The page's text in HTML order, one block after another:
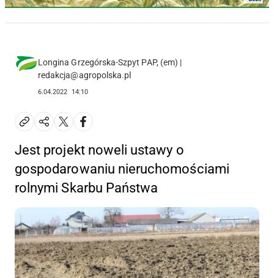
Longina Grzegórska-Szpyt PAP, (em) |
redakcja@agropolska.pl
6.04.2022 14:10
Jest projekt noweli ustawy o
gospodarowaniu nieruchomościami
rolnymi Skarbu Państwa